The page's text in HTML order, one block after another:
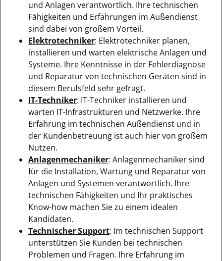
und Anlagen verantwortlich. Ihre technischen
Fähigkeiten und Erfahrungen im Außendienst
sind dabei von großem Vorteil.
Elektrotechniker: Elektrotechniker planen,
installieren und warten elektrische Anlagen und
Systeme. Ihre Kenntnisse in der Fehlerdiagnose
und Reparatur von technischen Geräten sind in
diesem Berufsfeld sehr gefragt.
IT-Techniker: IT-Techniker installieren und
warten IT-Infrastrukturen und Netzwerke. Ihre
Erfahrung im technischen Außendienst und in
der Kundenbetreuung ist auch hier von großem
Nutzen.
Anlagenmechaniker: Anlagenmechaniker sind
für die Installation, Wartung und Reparatur von
Anlagen und Systemen verantwortlich. Ihre
technischen Fähigkeiten und Ihr praktisches
Know-how machen Sie zu einem idealen
Kandidaten.
Technischer Support: Im technischen Support
unterstützen Sie Kunden bei technischen
Problemen und Fragen. Ihre Erfahrung im